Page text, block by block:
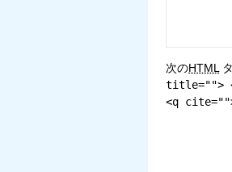
次のHTML
title="">
<q